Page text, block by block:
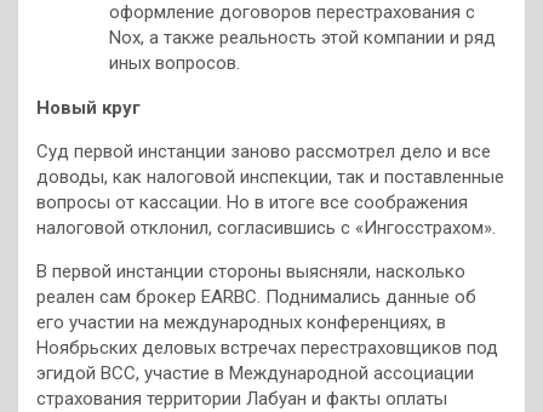
оформление договоров перестрахования с
Noх, а также реальность этой компании и ряд
иных вопросов.
Новый круг
Суд первой инстанции заново рассмотрел дело и все
доводы, как налоговой инспекции, так и поставленные
вопросы от кассации. Но в итоге все соображения
налоговой отклонил, согласившись с «Ингосстрахом».
В первой инстанции стороны выясняли, насколько
реален сам брокер EARBC. Поднимались данные об
его участии на международных конференциях, в
Ноябрьских деловых встречах перестраховщиков под
эгидой ВСС, участие в Международной ассоциации
страхования территории Лабуан и факты оплаты